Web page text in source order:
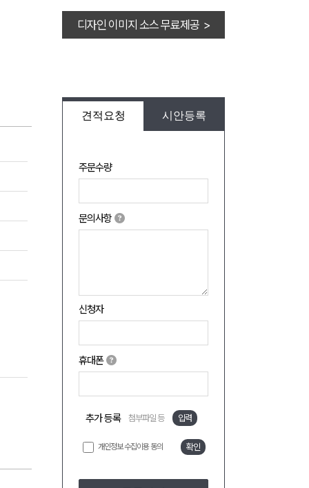
디자인 이미지 소스 무료제공 >
견적요청 시안등록
주문수량
문의사항
신청자
휴대폰
추가 등록 첨부파일 등 입력
개인정보 수집이용 동의 확인